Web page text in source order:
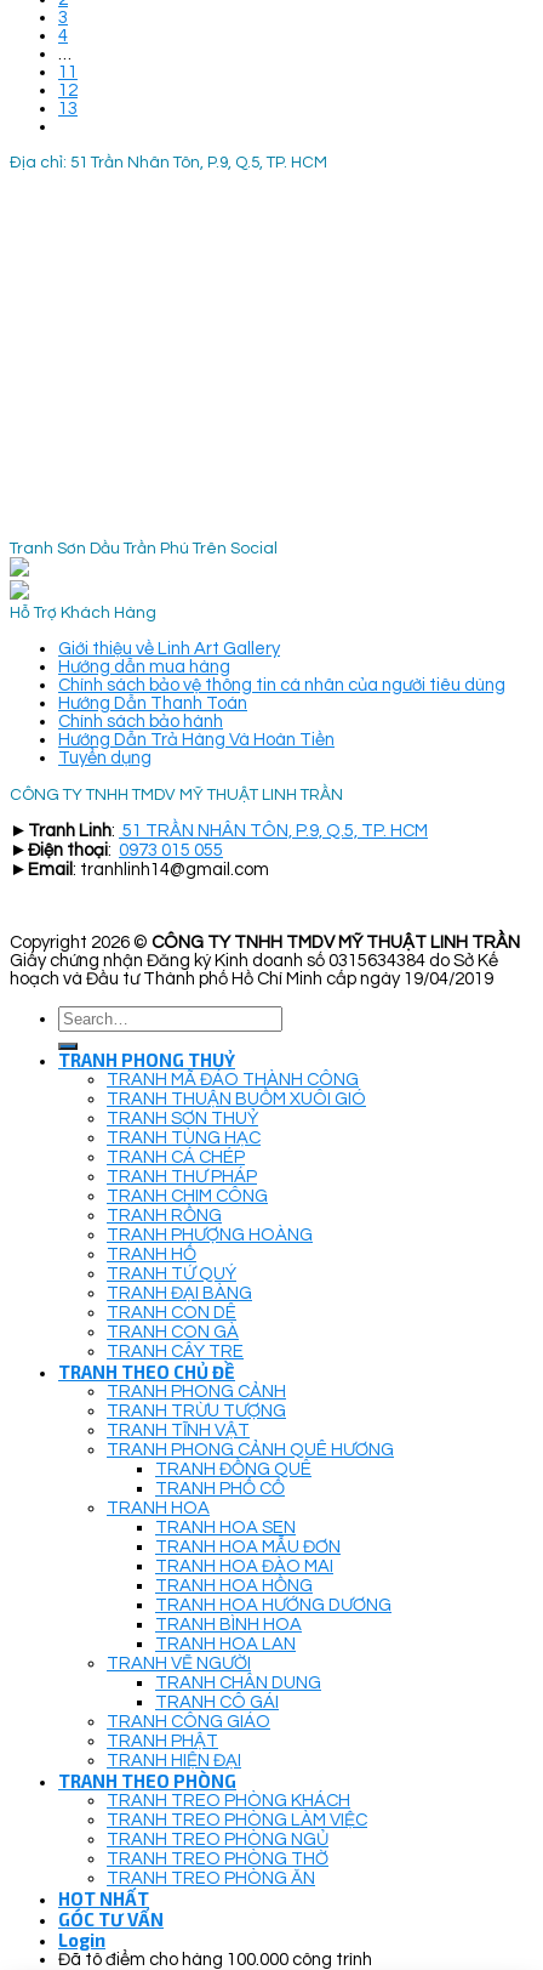
3
4
11
12
13
Địa chỉ: 51 Trần Nhân Tôn, P.9, Q.5, TP. HCM
Tranh Sơn Dầu Trần Phú Trên Social
Hỗ Trợ Khách Hàng
Giới thiệu về Linh Art Gallery
Hướng dẫn mua hàng
Chính sách bảo vệ thông tin cá nhân của người tiêu dùng
Hướng Dẫn Thanh Toán
Chính sách bảo hành
Hướng Dẫn Trả Hàng Và Hoàn Tiền
Tuyển dụng
CÔNG TY TNHH TMDV MỸ THUẬT LINH TRẦN
► Tranh Linh: 51 TRẦN NHÂN TÔN, P.9, Q.5, TP. HCM
► Điện thoại: 0973 015 055
► Email : tranhlinh14@gmail.com
Copyright 2026 © CÔNG TY TNHH TMDV MỸ THUẬT LINH TRẦN
Giấy chứng nhận Đăng ký Kinh doanh số 0315634384 do Sở Kế
hoạch và Đầu tư Thành phố Hồ Chí Minh cấp ngày 19/04/2019
Search
for:
TRANH PHONG THUỶ
TRANH MÃ ĐÁO THÀNH CÔNG
TRANH THUẬN BUỒM XUÔI GIÓ
TRANH SƠN THUỶ
TRANH TÙNG HẠC
TRANH CÁ CHÉP
TRANH THƯ PHÁP
TRANH CHIM CÔNG
TRANH RỒNG
TRANH PHƯỢNG HOÀNG
TRANH HỔ
TRANH TỨ QUÝ
TRANH ĐẠI BÀNG
TRANH CON DÊ
TRANH CON GÀ
TRANH CÂY TRE
TRANH THEO CHỦ ĐỀ
TRANH PHONG CẢNH
TRANH TRỪU TƯỢNG
TRANH TĨNH VẬT
TRANH PHONG CẢNH QUÊ HƯƠNG
TRANH ĐỒNG QUÊ
TRANH PHỐ CỔ
TRANH HOA
TRANH HOA SEN
TRANH HOA MẪU ĐƠN
TRANH HOA ĐÀO MAI
TRANH HOA HỒNG
TRANH HOA HƯỚNG DƯƠNG
TRANH BÌNH HOA
TRANH HOA LAN
TRANH VẼ NGƯỜI
TRANH CHÂN DUNG
TRANH CÔ GÁI
TRANH CÔNG GIÁO
TRANH PHẬT
TRANH HIỆN ĐẠI
TRANH THEO PHÒNG
TRANH TREO PHÒNG KHÁCH
TRANH TREO PHÒNG LÀM VIỆC
TRANH TREO PHÒNG NGỦ
TRANH TREO PHÒNG THỜ
TRANH TREO PHÒNG ĂN
HOT NHẤT
GÓC TƯ VẤN
Login
Đã tô điểm cho hàng 100.000 công trình